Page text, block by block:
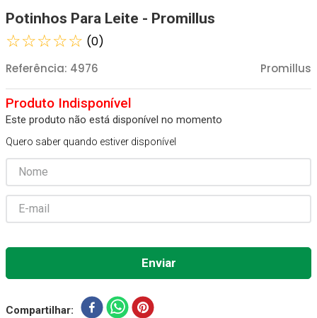
Potinhos Para Leite - Promillus
☆☆☆☆☆ (0)
Promillus
Referência: 4976
Este produto não está disponível no momento
Quero saber quando estiver disponível
Compartilhar
5º Absorvente Geriatrico
Estetoscopio Littmann
7º Aparelho Pressão
8º
9º